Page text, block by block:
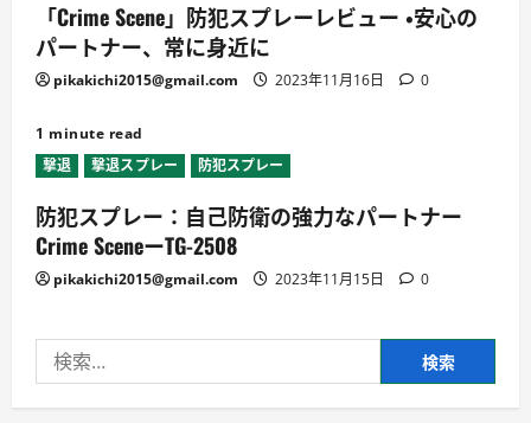
「Crime Scene」防犯スプレーレビュー ・安心の
パートナー、常に身近に
pikakichi2015@gmail.com 2023年11月16日 0
1 minute read
撃退
撃退スプレー 防犯スプレー
防犯スプレー：自己防衛の強力なパートナー
Crime SceneーTG-2508
pikakichi2015@gmail.com 2023年11月15日 0
索: